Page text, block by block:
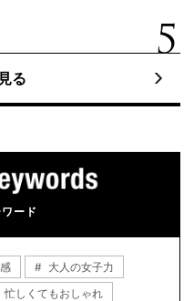
る
ード
大人の女子力
忙しくてもおしゃれ